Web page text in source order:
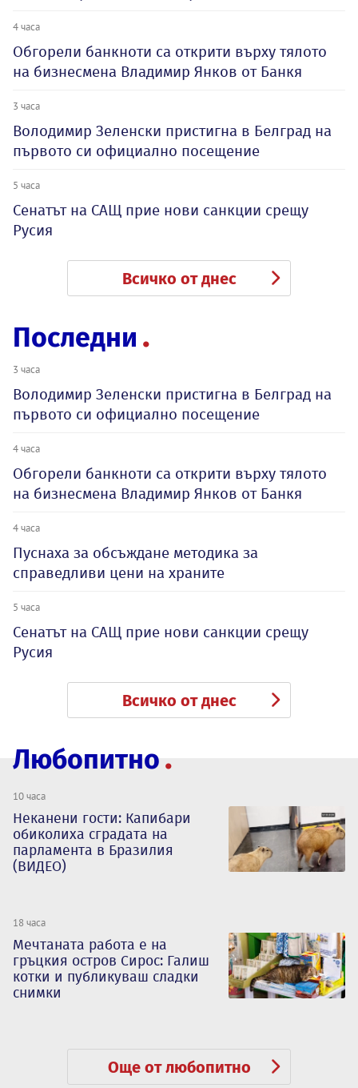
4 часа
Обгорели банкноти са открити върху тялото
на бизнесмена Владимир Янков от Банкя
3 часа
Володимир Зеленски пристигна в Белград на
първото си официално посещение
5 часа
Сенатът на САЩ прие нови санкции срещу
Русия
Всичко от днес
Последни
3 часа
Володимир Зеленски пристигна в Белград на
първото си официално посещение
4 часа
Обгорели банкноти са открити върху тялото
на бизнесмена Владимир Янков от Банкя
4 часа
Пуснаха за обсъждане методика за
справедливи цени на храните
5 часа
Сенатът на САЩ прие нови санкции срещу
Русия
Всичко от днес
Любопитно
10 часа
Неканени гости: Капибари
обиколиха сградата на
парламента в Бразилия
(ВИДЕО)
18 часа
Мечтаната работа е на
гръцкия остров Сирос: Галиш
котки и публикуваш сладки
снимки
Още от любопитно